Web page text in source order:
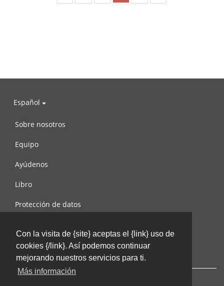
Con la visita de {site} aceptas el {link} uso de
cookies {/link}. Así podemos continuar
mejorando nuestros servicios para ti.
Más información
Español
Sobre nosotros
Equipo
Ayúdenos
Libro
Protección de datos
Contáctenos